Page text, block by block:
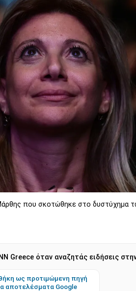
που σκοτώθηκε στο δυστύχημα
Greece όταν αναζητάς ειδήσεις
ως προτιμώμενη πηγή
αποτελέσματα Google